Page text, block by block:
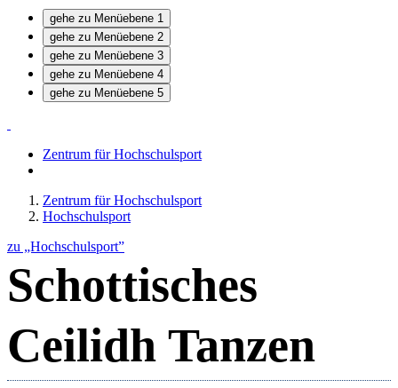
gehe zu Menüebene 1
gehe zu Menüebene 2
gehe zu Menüebene 3
gehe zu Menüebene 4
gehe zu Menüebene 5
Zentrum für Hochschulsport
Zentrum für Hochschulsport
Hochschulsport
zu „Hochschulsport”
Schottisches
Ceilidh Tanzen